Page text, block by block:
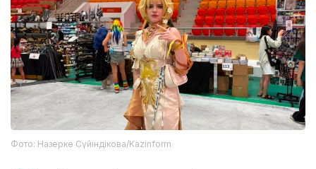
Фото: Назерке Сүйіндікова/Kazinform